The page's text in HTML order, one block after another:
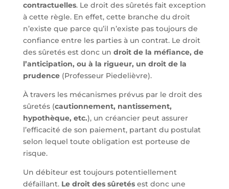
contractuelles. Le droit des sûretés fait exception
à cette règle. En effet, cette branche du droit
n’existe que parce qu’il n’existe pas toujours de
confiance entre les parties à un contrat. Le droit
des sûretés est donc un droit de la méfiance, de
l’anticipation, ou à la rigueur, un droit de la
prudence(Professeur Piedelièvre).
À travers les mécanismes prévus par le droit des
sûretés (cautionnement, nantissement,
hypothèque, etc.), un créancier peut assurer
l’efficacité de son paiement, partant du postulat
selon lequel toute obligation est porteuse de
risque.
Un débiteur est toujours potentiellement
défaillant. Le droit des sûretésest donc une